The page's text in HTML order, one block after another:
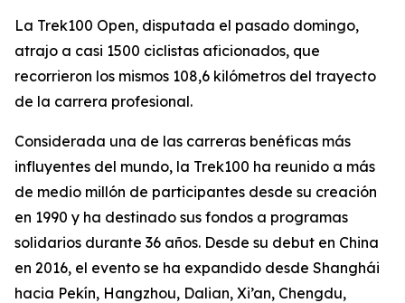
La Trek100 Open, disputada el pasado domingo,
atrajo a casi 1500 ciclistas aficionados, que
recorrieron los mismos 108,6 kilómetros del trayecto
de la carrera profesional.
Considerada una de las carreras benéficas más
influyentes del mundo, la Trek100 ha reunido a más
de medio millón de participantes desde su creación
en 1990 y ha destinado sus fondos a programas
solidarios durante 36 años. Desde su debut en China
en 2016, el evento se ha expandido desde Shanghái
hacia Pekín, Hangzhou, Dalian, Xi’an, Chengdu,